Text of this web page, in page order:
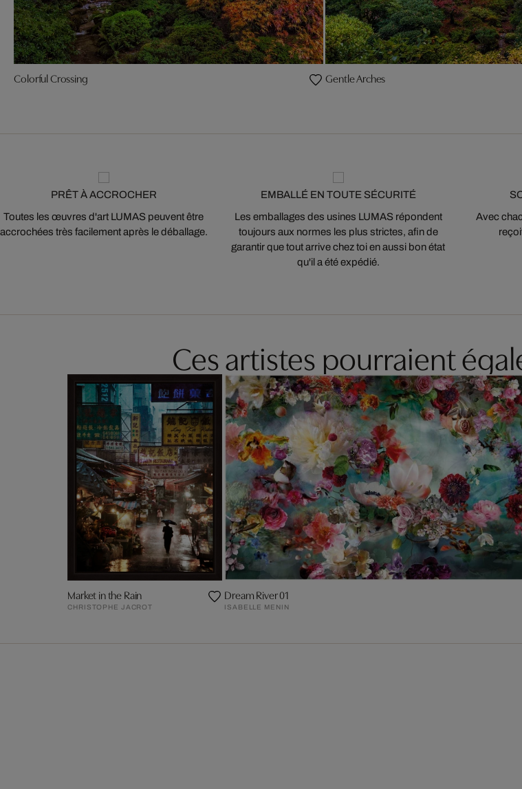
Colorful Crossing Gentle Arches
PRÊT À ACCROCHER
Toutes les œuvres d'art LUMAS peuvent être
accrochées très facilement après le déballage.
EMBALLÉ EN TOUTE SÉCURITÉ
Les emballages des usines LUMAS répondent
toujours aux normes les plus strictes, afin de
garantir que tout arrive chez toi en aussi bon état
qu'il a été expédié.
Avec
Ces artistes pourraient
Market in the Rain
CHRISTOPHE JACROT
Dream River 01
ISABELLE MENIN